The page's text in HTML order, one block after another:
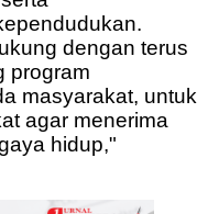
dengan terus
program
masyarakat, untuk
agar menerima
hidup,"